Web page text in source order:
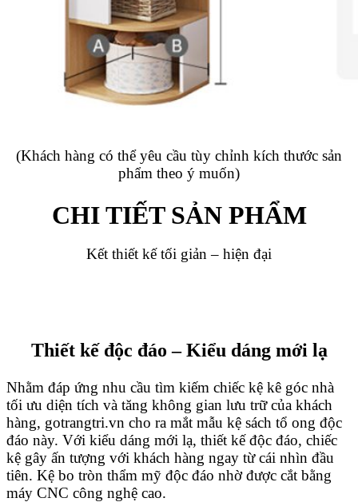
(Khách hàng có thể yêu cầu tùy chỉnh kích thước sản
phẩm theo ý muốn)
CHI TIẾT SẢN PHẨM
Kết thiết kế tối giản – hiện đại
Thiết kế độc đáo – Kiểu dáng mới lạ
Nhằm đáp ứng nhu cầu tìm kiếm chiếc kệ kê góc nhà
tối ưu diện tích và tăng không gian lưu trữ của khách
hàng, gotrangtri.vn cho ra mắt mẫu kệ sách tổ ong độc
đáo này. Với kiểu dáng mới lạ, thiết kế độc đáo, chiếc
kệ gây ấn tượng với khách hàng ngay từ cái nhìn đầu
tiên. Kệ bo tròn thẩm mỹ độc đáo nhờ được cắt bằng
máy CNC công nghệ cao.